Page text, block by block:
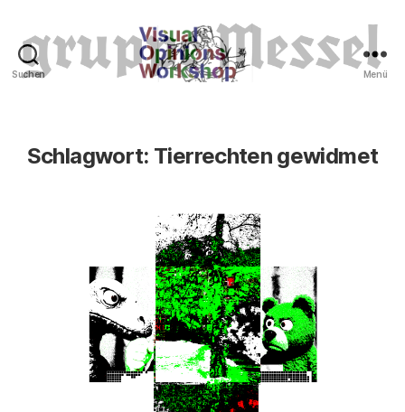
Suchen Menü
Schlagwort: Tierrechten gewidmet